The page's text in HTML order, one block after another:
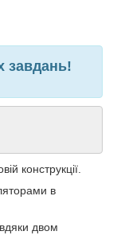
завдань!
конструкції.
в
двом